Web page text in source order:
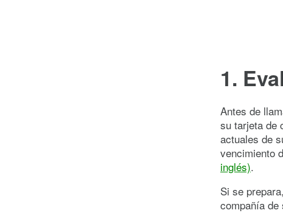
1.
Antes de
su tarjeta de
actuales de
vencimiento
inglés).
Si se
compañía